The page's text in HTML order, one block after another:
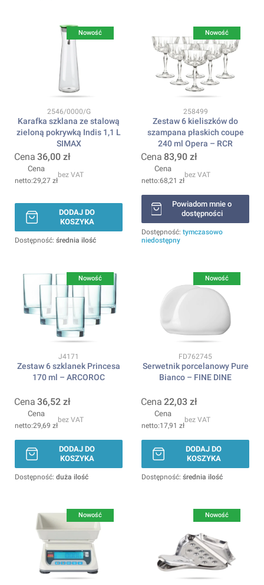
Nowość
Kod produktu
2546/0000/G
Karafka szklana ze stalową
zieloną pokrywką Indis 1,1 L
SIMAX
Cena 36,00 zł
Cena
29,27 zł
bez VAT
DODAJ DO
KOSZYKA
Dostępność: średnia ilość
Nowość
Kod produktu
258499
Zestaw 6 kieliszków do
szampana płaskich coupe
240 ml Opera – RCR
Cena 83,90 zł
Cena
68,21 zł
bez VAT
Powiadom mnie o
dostępności
Dostępność: tymczasowo
niedostępny
Nowość
Kod produktu
J4171
Zestaw 6 szklanek Princesa
170 ml – ARCOROC
Cena 36,52 zł
Cena
29,69 zł
bez VAT
DODAJ DO
KOSZYKA
Dostępność: duża ilość
Nowość
Kod produktu
FD762745
Serwetnik porcelanowy Pure
Bianco – FINE DINE
Cena 22,03 zł
Cena
17,91 zł
bez VAT
DODAJ DO
KOSZYKA
Dostępność: średnia ilość
Nowość Nowość